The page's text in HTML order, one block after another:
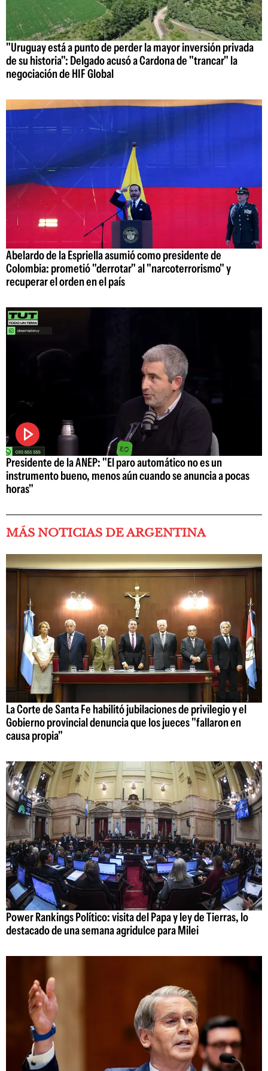
"Uruguay está a punto de perder la mayor inversión privada
de su historia": Delgado acusó a Cardona de "trancar" la
negociación de HIF Global
Abelardo de la Espriella asumió como presidente de
Colombia: prometió "derrotar" al "narcoterrorismo" y
recuperar el orden en el país
Presidente de la ANEP: "El paro automático no es un
instrumento bueno, menos aún cuando se anuncia a pocas
horas"
MÁS NOTICIAS DE ARGENTINA
La Corte de Santa Fe habilitó jubilaciones de privilegio y el
Gobierno provincial denuncia que los jueces "fallaron en
causa propia"
Power Rankings Político: visita del Papa y ley de Tierras, lo
destacado de una semana agridulce para Milei